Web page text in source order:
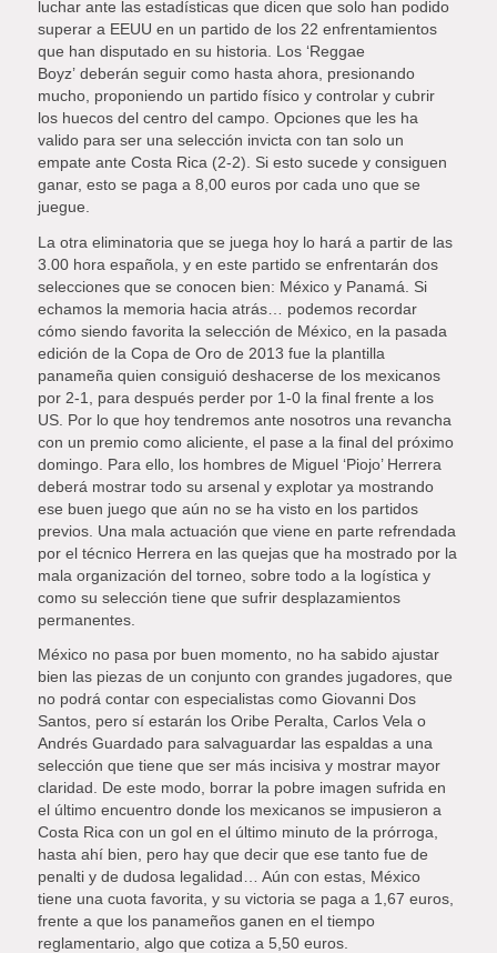
luchar ante las estadísticas que dicen que solo han podido
superar a EEUU en un partido de los 22 enfrentamientos
que han disputado en su historia. Los ‘Reggae
Boyz’ deberán seguir como hasta ahora, presionando
mucho, proponiendo un partido físico y controlar y cubrir
los huecos del centro del campo. Opciones que les ha
valido para ser una selección invicta con tan solo un
empate ante Costa Rica (2-2). Si esto sucede y consiguen
ganar, esto se paga a 8,00 euros por cada uno que se
juegue.
La otra eliminatoria que se juega hoy lo hará a partir de las
3.00 hora española, y en este partido se enfrentarán dos
selecciones que se conocen bien: México y Panamá. Si
echamos la memoria hacia atrás… podemos recordar
cómo siendo favorita la selección de México, en la pasada
edición de la Copa de Oro de 2013 fue la plantilla
panameña quien consiguió deshacerse de los mexicanos
por 2-1, para después perder por 1-0 la final frente a los
US. Por lo que hoy tendremos ante nosotros una revancha
con un premio como aliciente, el pase a la final del próximo
domingo. Para ello, los hombres de Miguel ‘Piojo’ Herrera
deberá mostrar todo su arsenal y explotar ya mostrando
ese buen juego que aún no se ha visto en los partidos
previos. Una mala actuación que viene en parte refrendada
por el técnico Herrera en las quejas que ha mostrado por la
mala organización del torneo, sobre todo a la logística y
como su selección tiene que sufrir desplazamientos
permanentes.
México no pasa por buen momento, no ha sabido ajustar
bien las piezas de un conjunto con grandes jugadores, que
no podrá contar con especialistas como Giovanni Dos
Santos, pero sí estarán los Oribe Peralta, Carlos Vela o
Andrés Guardado para salvaguardar las espaldas a una
selección que tiene que ser más incisiva y mostrar mayor
claridad. De este modo, borrar la pobre imagen sufrida en
el último encuentro donde los mexicanos se impusieron a
Costa Rica con un gol en el último minuto de la prórroga,
hasta ahí bien, pero hay que decir que ese tanto fue de
penalti y de dudosa legalidad… Aún con estas, México
tiene una cuota favorita, y su victoria se paga a 1,67 euros,
frente a que los panameños ganen en el tiempo
reglamentario, algo que cotiza a 5,50 euros.